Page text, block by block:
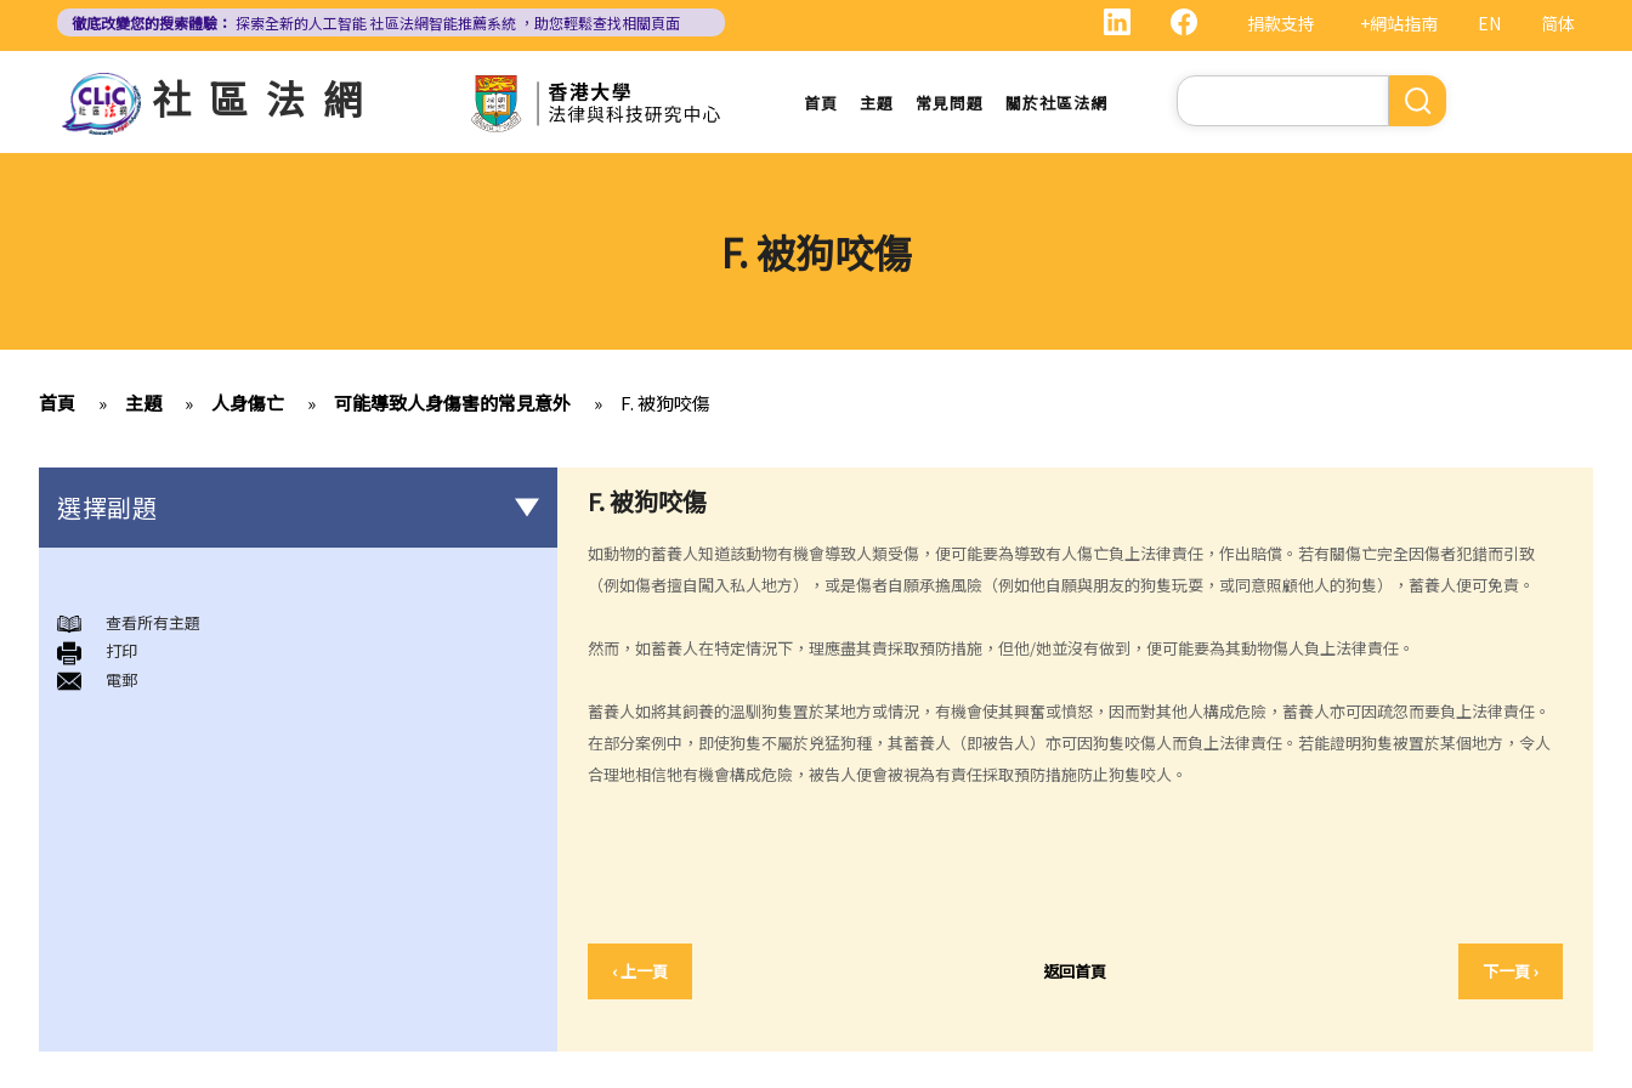
EN 简体
捐款支持 +網站指南
徹底改變您的搜索體驗： 探索全新的人工智能社區法網智能推薦系統 ，助您輕鬆查找相關頁面
社區法網 首頁 主題 常見問題 關於社區法網
Search
F. 被狗咬傷
首頁 » 主題 » 人身傷亡 » 可能導致人身傷害的常見意外 » F. 被狗咬傷
F. 被狗咬傷
如動物的蓄養人知道該動物有機會導致人類受傷，便可能要為導致有人傷亡負上法律責任，作出賠償。若有關傷亡完全因傷者犯錯而引致
（例如傷者擅自闖入私人地方），或是傷者自願承擔風險（例如他自願與朋友的狗隻玩耍，或同意照顧他人的狗隻），蓄養人便可免責。
然而，如蓄養人在特定情況下，理應盡其責採取預防措施，但他/她並沒有做到，便可能要為其動物傷人負上法律責任。
蓄養人如將其飼養的溫馴狗隻置於某地方或情況，有機會使其興奮或憤怒，因而對其他人構成危險，蓄養人亦可因疏忽而要負上法律責任。
在部分案例中，即使狗隻不屬於兇猛狗種，其蓄養人（即被告人）亦可因狗隻咬傷人而負上法律責任。若能證明狗隻被置於某個地方，令人
合理地相信牠有機會構成危險，被告人便會被視為有責任採取預防措施防止狗隻咬人。
‹ 上一頁 返回首頁 下一頁 ›
選擇副題
可能導致人身傷害的常見意外
A. 交通意外
B. 醫療疏忽
4. 損害賠償陳述書
查看所有主題
打印
電郵